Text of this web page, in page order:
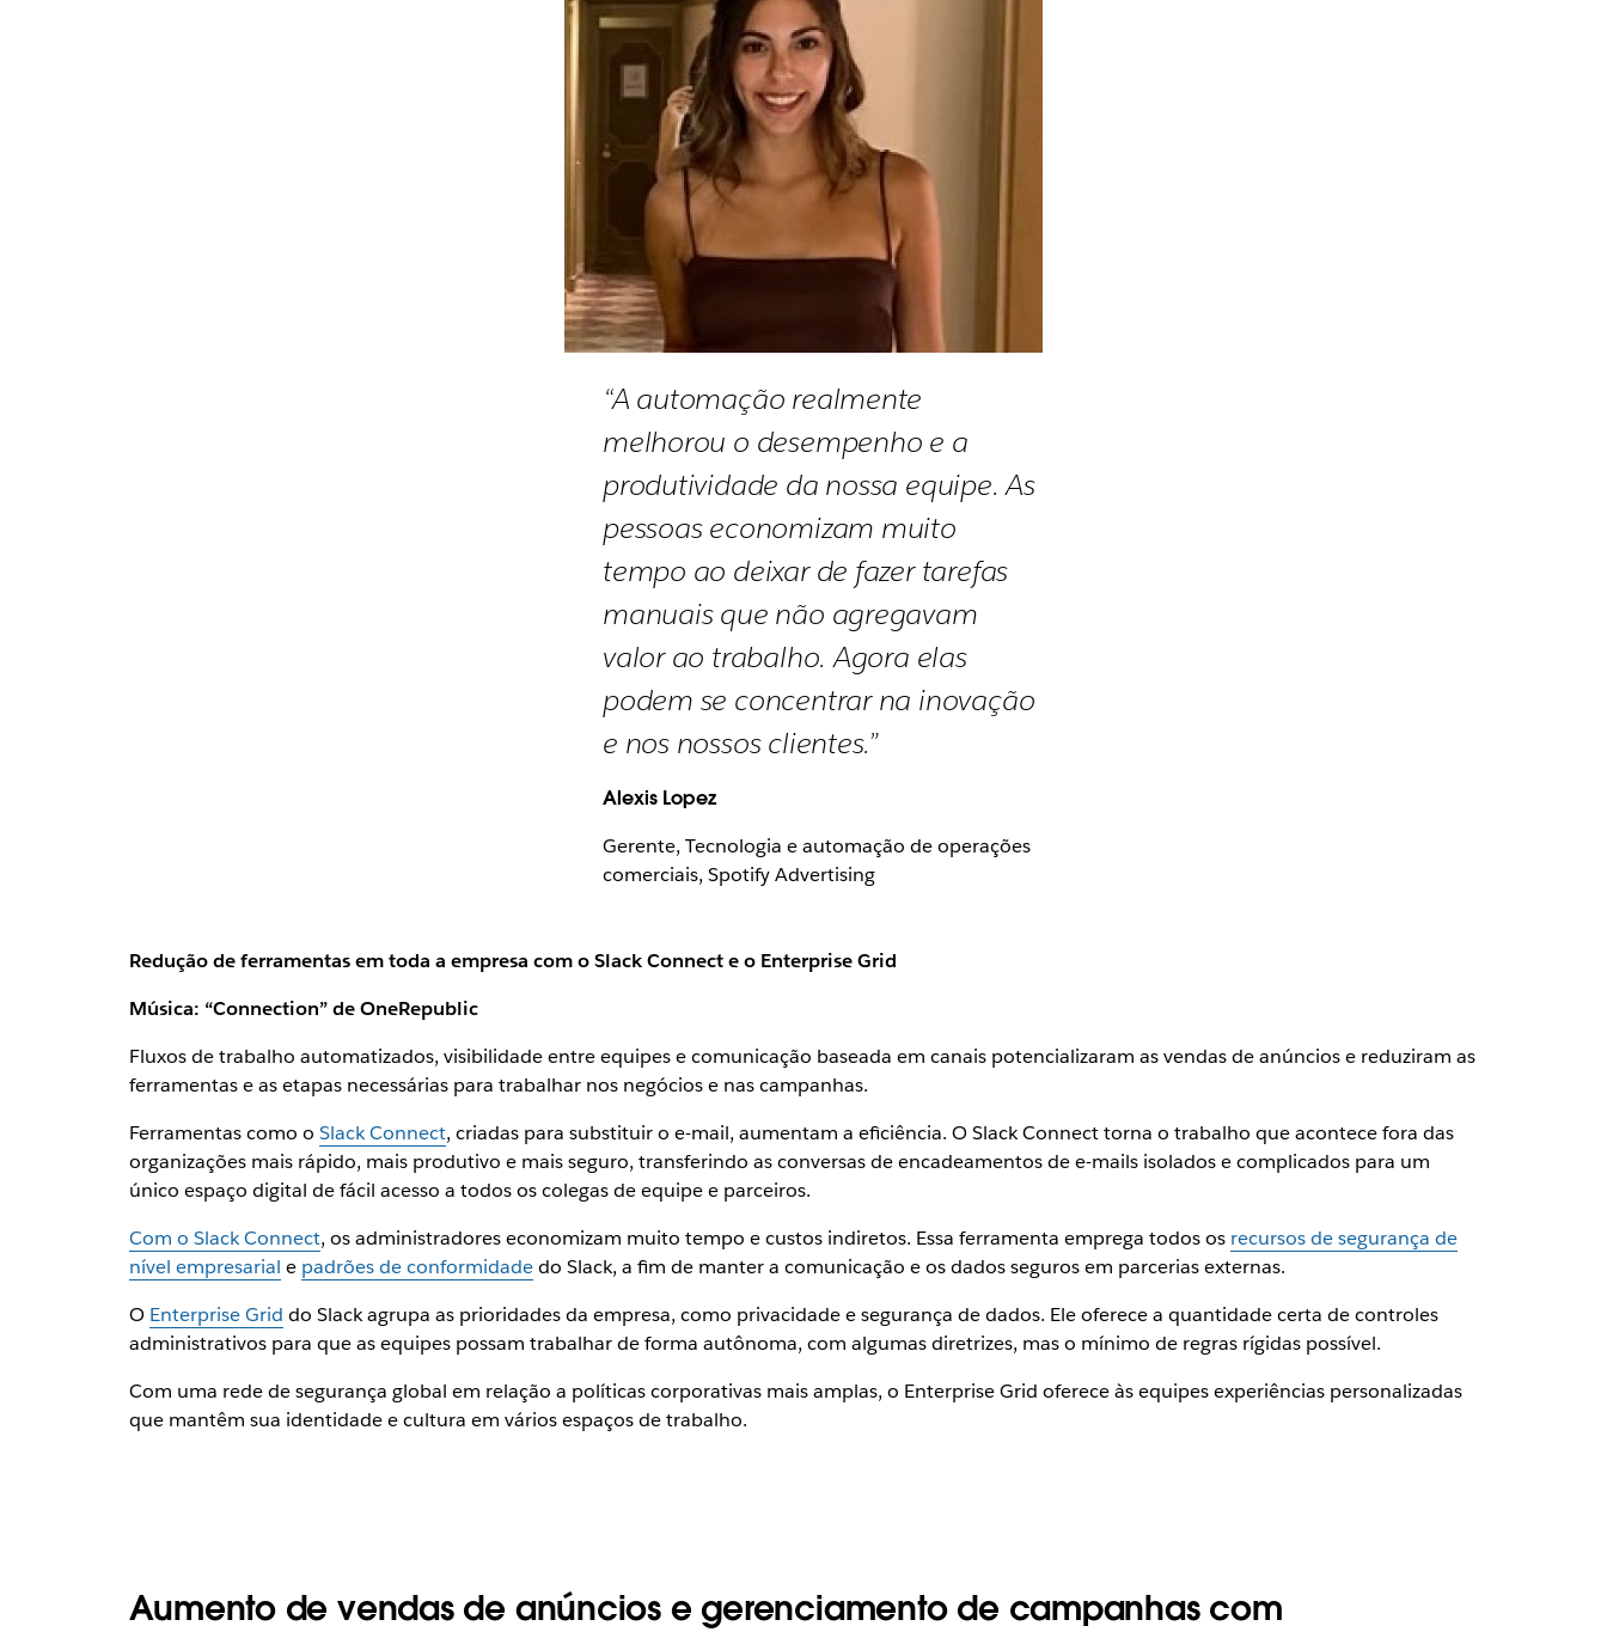
“A automação realmente
melhorou o desempenho e a
produtividade da nossa equipe. As
pessoas economizam muito
tempo ao deixar de fazer tarefas
manuais que não agregavam
valor ao trabalho. Agora elas
podem se concentrar na inovação
e nos nossos clientes.”
Alexis Lopez
Gerente, Tecnologia e automação de operações
comerciais, Spotify Advertising
Redução de ferramentas em toda a empresa com o Slack Connect e o Enterprise Grid
Música: “Connection” de OneRepublic
Fluxos de trabalho automatizados, visibilidade entre equipes e comunicação baseada em canais potencializaram as vendas de anúncios e reduziram as
ferramentas e as etapas necessárias para trabalhar nos negócios e nas campanhas.
Ferramentas como o Slack Connect, criadas para substituir o e-mail, aumentam a eficiência. O Slack Connect torna o trabalho que acontece fora das
organizações mais rápido, mais produtivo e mais seguro, transferindo as conversas de encadeamentos de e-mails isolados e complicados para um
único espaço digital de fácil acesso a todos os colegas de equipe e parceiros.
Com o Slack Connect, os administradores economizam muito tempo e custos indiretos. Essa ferramenta emprega todos os recursos de segurança de
nível empresarial e padrões de conformidadedo Slack, a fim de manter a comunicação e os dados seguros em parcerias externas.
O Enterprise Grid do Slack agrupa as prioridades da empresa, como privacidade e segurança de dados. Ele oferece a quantidade certa de controles
administrativos para que as equipes possam trabalhar de forma autônoma, com algumas diretrizes, mas o mínimo de regras rígidas possível.
Com uma rede de segurança global em relação a políticas corporativas mais amplas, o Enterprise Grid oferece às equipes experiências personalizadas
que mantêm sua identidade e cultura em vários espaços de trabalho.
Aumento de vendas de anúncios e gerenciamento de campanhas com